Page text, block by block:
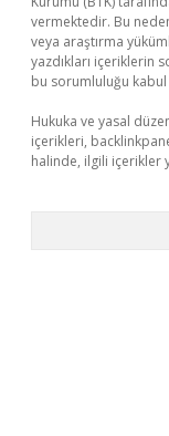
vermektedir. Bu
veya araştırma
yazdıkları içeriklerin
bu sorumluluğu kabul
Hukuka ve yasal
içerikleri,
halinde, ilgili içerikler